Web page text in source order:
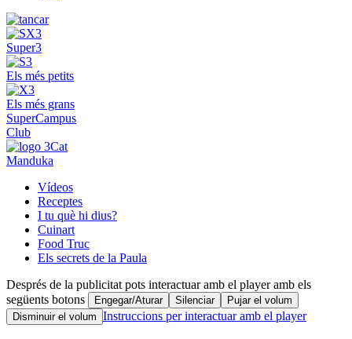
Super3
Els més petits
Els més grans
SuperCampus
Club
Manduka
Vídeos
Receptes
I tu què hi dius?
Cuinart
Food Truc
Els secrets de la Paula
Després de la publicitat pots interactuar amb el player amb els
següents botons
Engegar/Aturar Silenciar
Pujar el volum
Disminuir el volum Instruccions per interactuar amb el player